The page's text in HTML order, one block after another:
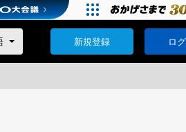
新規登録 ロ